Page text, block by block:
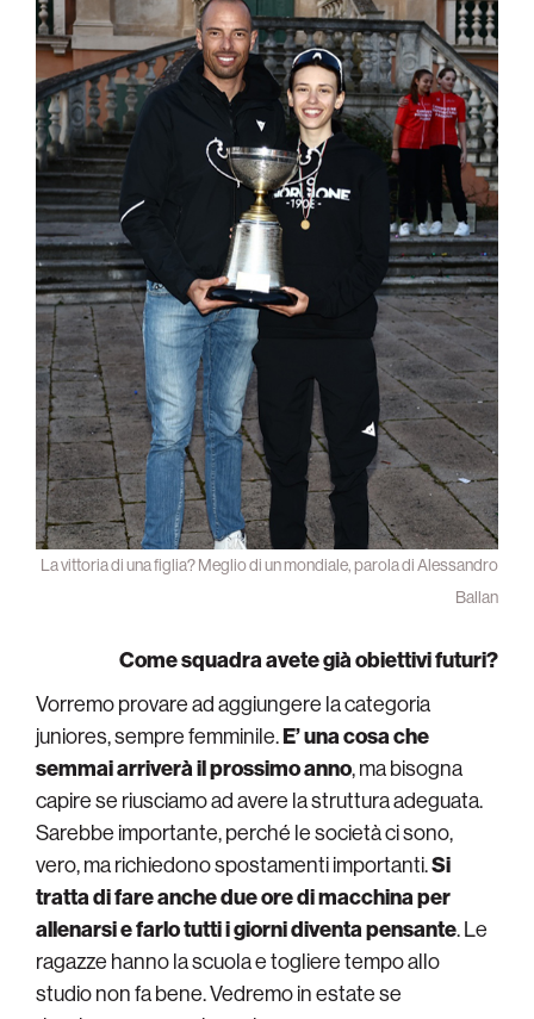
La vittoria di una figlia? Meglio di un mondiale, parola di Alessandro
Ballan
Come squadra avete già obiettivi futuri?
Vorremo provare ad aggiungere la categoria
juniores, sempre femminile.E’ una cosa che
semmai arriverà il prossimo anno, ma bisogna
capire se riusciamo ad avere la struttura adeguata.
Sarebbe importante, perché le società ci sono,
vero, ma richiedono spostamenti importanti.Si
tratta di fare anche due ore di macchina per
allenarsi e farlo tutti i giorni diventa pensante. Le
ragazze hanno la scuola e togliere tempo allo
studio non fa bene. Vedremo in estate se